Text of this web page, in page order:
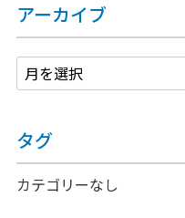
アーカイブ
タグ
カテゴリーなし